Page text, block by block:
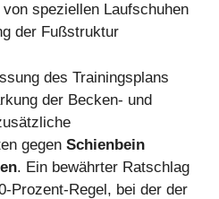
von speziellen Laufschuhen
der Fußstruktur
des Trainingsplans
der Becken- und
gegen Schienbein
. Ein bewährter Ratschlag
Prozent-Regel, bei der der